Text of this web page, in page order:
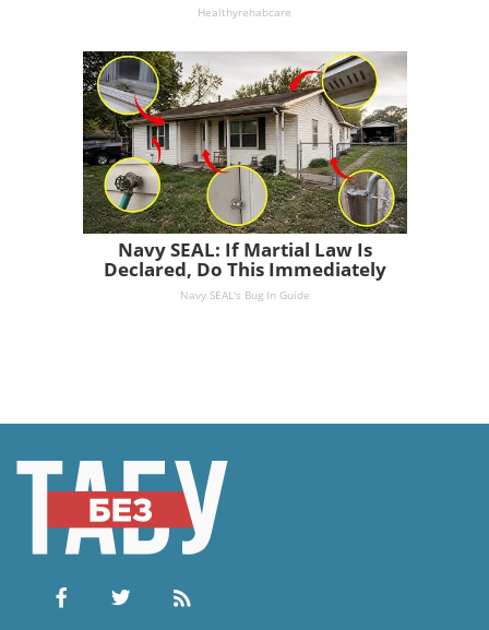
Healthyrehabcare
Navy SEAL: If Martial Law Is
Declared, Do This Immediately
Navy SEAL's Bug In Guide